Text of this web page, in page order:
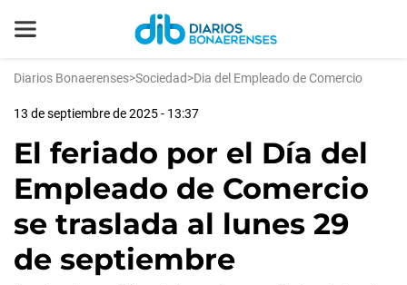
Diarios Bonaerenses>Sociedad>Dia del Empleado de Comercio
13 de septiembre de 2025 - 13:37
El feriado por el Día del
Empleado de Comercio
se traslada al lunes 29
de septiembre